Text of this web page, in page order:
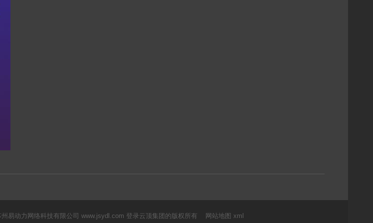
易动力网络科技有限公司 www.jsydl.com 登录云顶集团的版权所有 网站地图 xml